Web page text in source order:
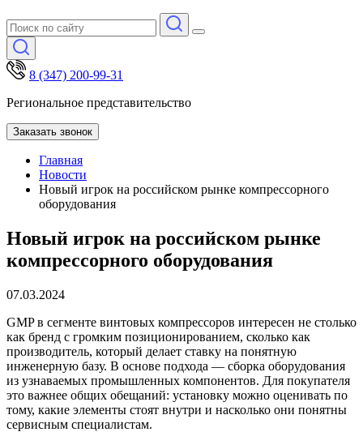
8 (347) 200-99-31
Региональное представительство
Заказать звонок
Главная
Новости
Новый игрок на российском рынке компрессорного
оборудования
Новый игрок на российском рынке
компрессорного оборудования
07.03.2024
GMP в сегменте винтовых компрессоров интересен не столько
как бренд с громким позиционированием, сколько как
производитель, который делает ставку на понятную
инженерную базу. В основе подхода — сборка оборудования
из узнаваемых промышленных компонентов. Для покупателя
это важнее общих обещаний: установку можно оценивать по
тому, какие элементы стоят внутри и насколько они понятны
сервисным специалистам.